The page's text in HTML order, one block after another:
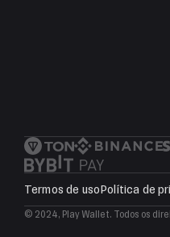
Termos de usoPolítica de
© 2024, Play Wallet. Todos os